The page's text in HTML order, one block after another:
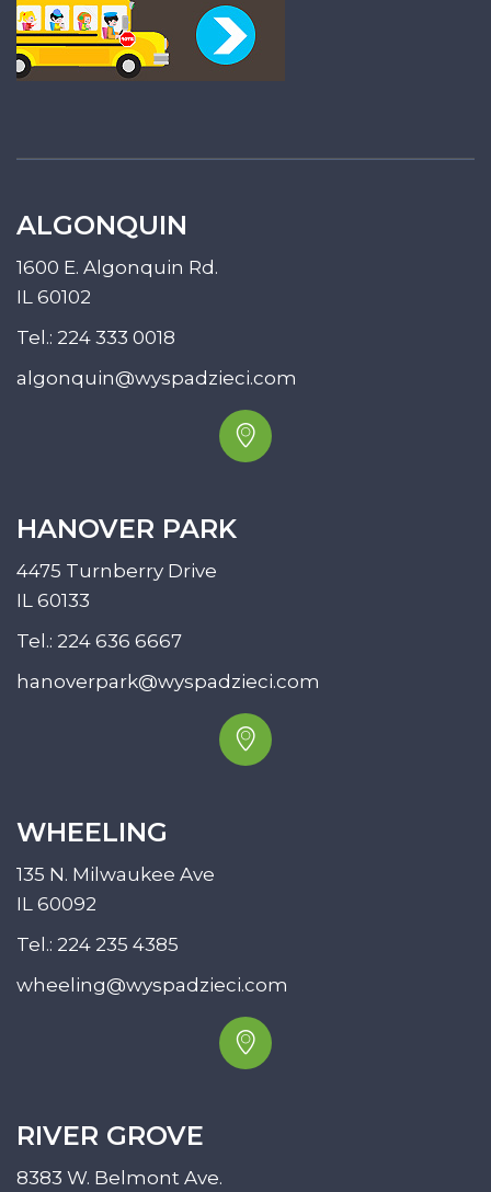
ALGONQUIN
1600 E. Algonquin Rd.
IL 60102
Tel.: 224 333 0018
algonquin@wyspadzieci.com
HANOVER PARK
4475 Turnberry Drive
IL 60133
Tel.: 224 636 6667
hanoverpark@wyspadzieci.com
WHEELING
135 N. Milwaukee Ave
IL 60092
Tel.: 224 235 4385
wheeling@wyspadzieci.com
RIVER GROVE
8383 W. Belmont Ave.